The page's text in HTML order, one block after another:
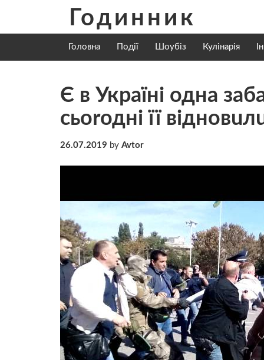
content
Годинник
Головна Події Шоубіз Кулінарія
Є в Україні одна
сьоrодні її
26.07.2019 by Avtor